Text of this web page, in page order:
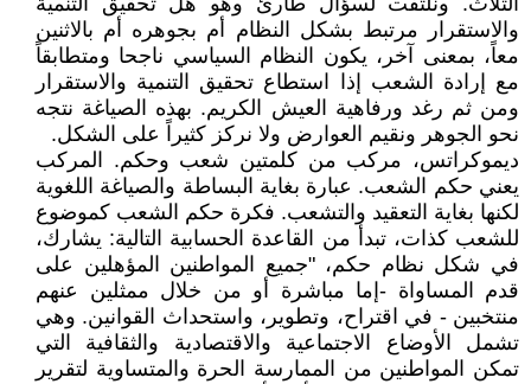
والاستقرار مرتبط بشكل النظام أم بجوهره أم بالاثنين
معاً، بمعنى آخر، يكون النظام السياسي ناجحا ومتطابقاً
مع إرادة الشعب إذا استطاع تحقيق التنمية والاستقرار
ومن ثم رغد ورفاهية العيش الكريم. بهذه الصياغة نتجه
نحو الجوهر ونقيم العوارض ولا نركز كثيراً على الشكل.
ديموكراتس، مركب من كلمتين شعب وحكم. المركب
يعني حكم الشعب. عبارة بغاية البساطة والصياغة اللغوية
لكنها بغاية التعقيد والتشعب. فكرة حكم الشعب كموضوع
للشعب كذات، تبدأ من القاعدة الحسابية التالية: يشارك،
في شكل نظام حكم، "جميع المواطنين المؤهلين على
قدم المساواة -إما مباشرة أو من خلال ممثلين عنهم
منتخبين - في اقتراح، وتطوير، واستحداث القوانين. وهي
تشمل الأوضاع الاجتماعية والاقتصادية والثقافية التي
تمكن المواطنين من الممارسة الحرة والمتساوية لتقرير